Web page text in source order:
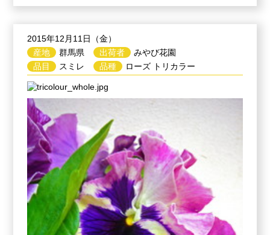
2015年12月11日（金）
産地
群馬県
品目
スミレ
出荷者
みやび花園
品種
ローズ トリカラー